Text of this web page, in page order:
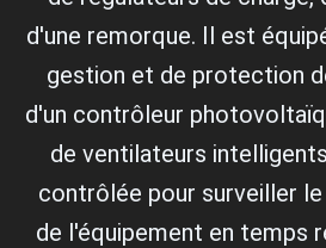
d'une remorque. Il est
gestion et de protection
d'un contrôleur
de ventilateurs
contrôlée pour surveiller
de l'équipement en temps